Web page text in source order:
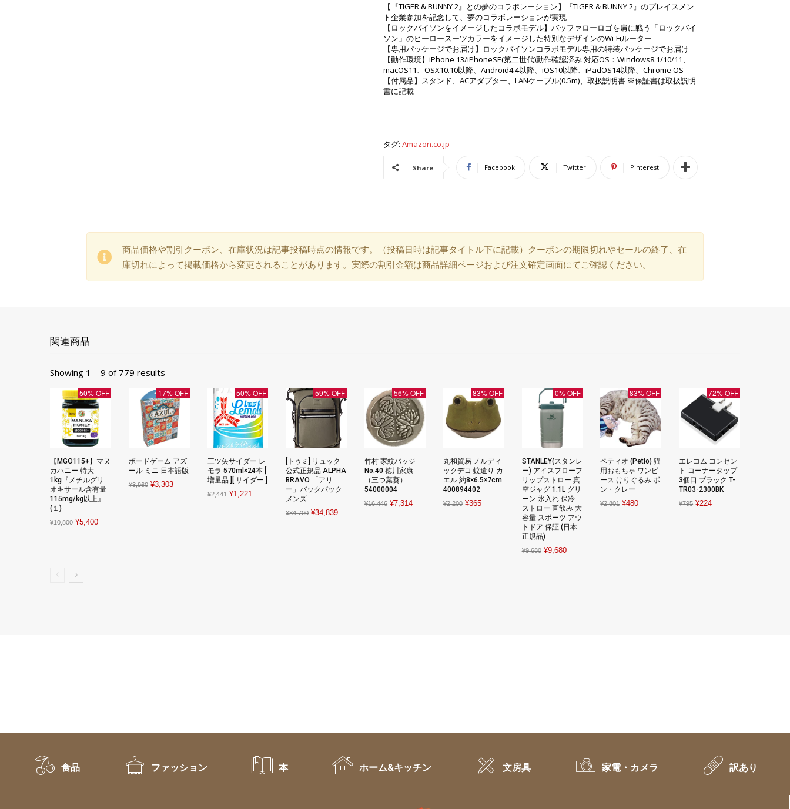
【『TIGER & BUNNY 2』との夢のコラボレーション】『TIGER & BUNNY 2』のプレイスメン
ト企業参加を記念して、夢のコラボレーションが実現
【ロックバイソンをイメージしたコラボモデル】バッファローロゴを肩に戦う「ロックバイ
ソン」のヒーロースーツカラーをイメージした特別なデザインのWi-Fiルーター
【専用パッケージでお届け】ロックバイソンコラボモデル専用の特装パッケージでお届け
【動作環境】iPhone 13/iPhoneSE(第二世代)動作確認済み 対応OS：Windows8.1/10/11、
macOS11、OSX10.10以降、Android4.4以降、iOS10以降、iPadOS14以降、Chrome OS
【付属品】スタンド、ACアダプター、LANケーブル(0.5m)、取扱説明書 ※保証書は取扱説明
書に記載
タグ: Amazon.co.jp
Share Facebook Twitter Pinterest
商品価格や割引クーポン、在庫状況は記事投稿時点の情報です。（投稿日時は記事タイトル下に記載）クーポンの期限切れやセールの終了、在
庫切れによって掲載価格から変更されることがあります。実際の割引金額は商品詳細ページおよび注文確定画面にてご確認ください。
関連商品
Showing 1 – 9 of 779 results
50% OFF
【MGO115+】マヌ
カハニー 特大
1kg『メチルグリ
オキサール含有量
115mg/kg以上』
(１)
¥10,800 Original
¥5,400Current
17% OFF
ボードゲーム アズ
ール ミニ 日本語版
¥3,960 Original
¥3,303Current
50% OFF
三ツ矢サイダー レ
モラ 570ml×24本 [
増量品 ][ サイダー ]
¥2,441 Original
¥1,221
59% OFF
[トゥミ] リュック
公式正規品 ALPHA
BRAVO 「アリ
ー」バックパック
メンズ
¥84,700 Original
¥34,839Current
56% OFF
竹村 家紋バッジ
No.40 徳川家康
（三つ葉葵）
54000004
¥16,446 Original
¥7,314Current
83% OFF
丸和貿易 ノルディ
ックデコ 蚊遣り カ
エル 約8×6.5×7cm
400894402
¥2,200 Original
¥365Current
0% OFF
STANLEY(スタンレ
ー) アイスフローフ
リップストロー 真
空ジャグ 1.1L グリ
ーン 氷入れ 保冷
ストロー 直飲み 大
容量 スポーツ アウ
トドア 保証 (日本
正規品)
¥9,680 Original
¥9,680Current
83% OFF
ペティオ (Petio) 猫
用おもちゃ ワンピ
ース けりぐるみ ボ
ン・クレー
¥2,801 Original
¥480Current
72% OFF
エレコム コンセン
ト コーナータップ
3個口 ブラック T-
TR03-2300BK
¥795 Original
¥224Current
食品 ファッション 本 ホーム&キッチン 文房具 家電・カメラ 訳あり